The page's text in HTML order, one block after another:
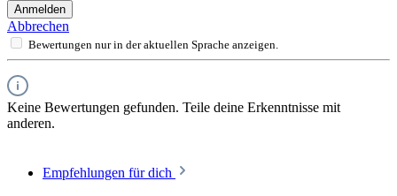
Anmelden
Abbrechen
Bewertungen nur in der aktuellen Sprache anzeigen.
Keine Bewertungen gefunden. Teile deine Erkenntnisse mit
anderen.
Empfehlungen für dich